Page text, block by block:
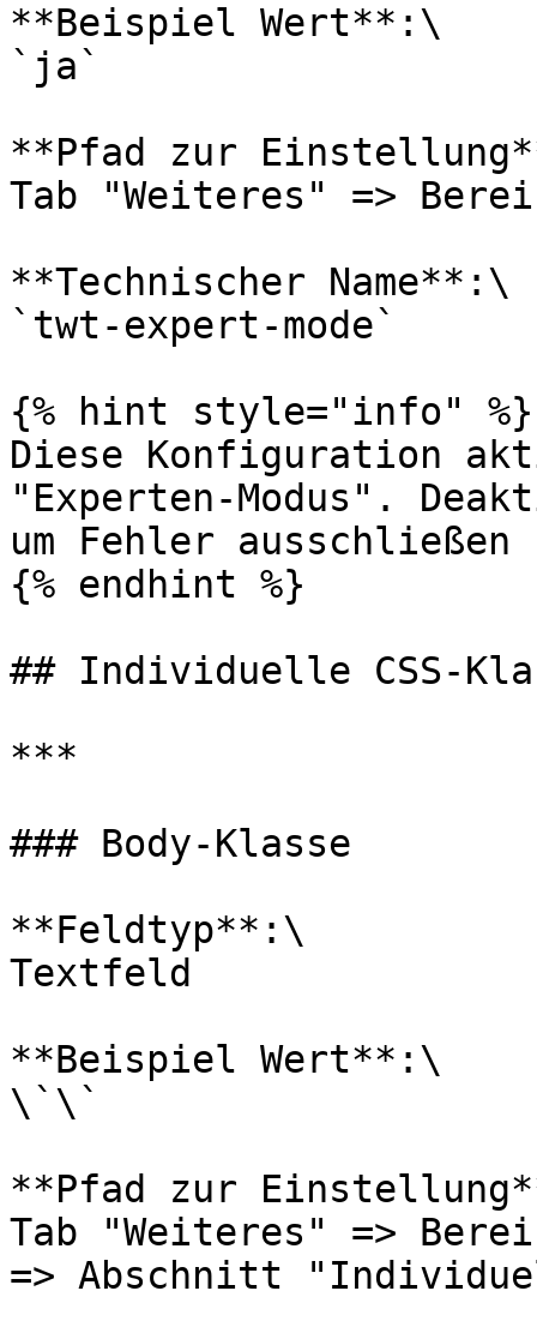
**Beispiel Wert**:\
`ja`
**Pfad zur
Tab "Weiteres" =>
**Technischer Name**:\
`twt-expert-mode`
{% hint style="info" %}
Diese Konfiguration
"Experten-Modus".
um Fehler ausschließen
{% endhint %}
## Individuelle CSS-
***
### Body-Klasse
**Feldtyp**:\
Textfeld
**Beispiel Wert**:\
\`\`
**Pfad zur
Tab "Weiteres" =>
=> Abschnitt